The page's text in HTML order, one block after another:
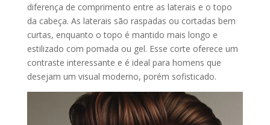
diferença de comprimento entre as laterais e o topo
da cabeça. As laterais são raspadas ou cortadas bem
curtas, enquanto o topo é mantido mais longo e
estilizado com pomada ou gel. Esse corte oferece um
contraste interessante e é ideal para homens que
desejam um visual moderno, porém sofisticado.